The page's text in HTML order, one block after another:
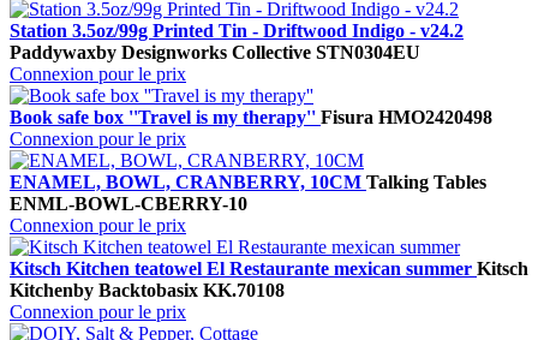
Station 3.5oz/99g Printed Tin - Driftwood Indigo - v24.2
Paddywaxby Designworks Collective STN0304EU
Connexion pour le prix
Book safe box ''Travel is my therapy'' Fisura HMO2420498
Connexion pour le prix
ENAMEL, BOWL, CRANBERRY, 10CM Talking Tables
ENML-BOWL-CBERRY-10
Connexion pour le prix
Kitsch Kitchen teatowel El Restaurante mexican summer Kitsch
Kitchenby Backtobasix KK.70108
Connexion pour le prix